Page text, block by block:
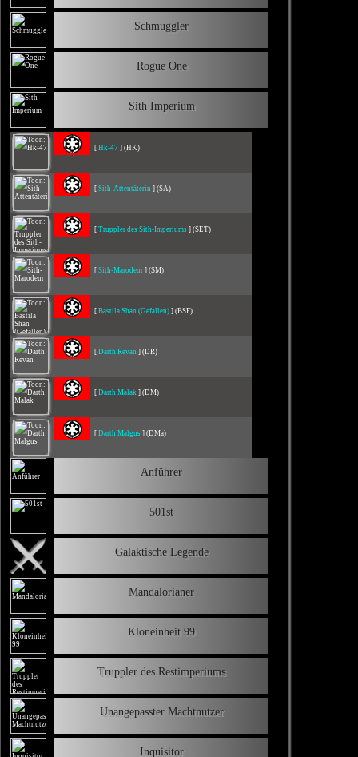
Schmuggler
Rogue One
Sith Imperium
[ Hk-47 ] (HK)
[ Sith-Attentäterin ] (SA)
[ Truppler des Sith-Imperiums ] (SET)
[ Sith-Marodeur ] (SM)
[ Bastila Shan (Gefallen) ] (BSF)
[ Darth Revan ] (DR)
[ Darth Malak ] (DM)
[ Darth Malgus ] (DMa)
Anführer
501st
Galaktische Legende
Mandalorianer
Kloneinheit 99
Truppler des Restimperiums
Unangepasster Machtnutzer
Inquisitor